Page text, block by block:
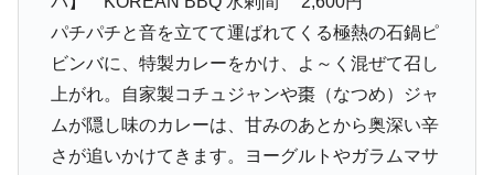
パチパチと音を立てて運ばれてくる極熱の石鍋ピ
ビンバに、特製カレーをかけ、よ～く混ぜて召し
上がれ。自家製コチュジャンや棗（なつめ）ジャ
ムが隠し味のカレーは、甘みのあとから奥深い辛
さが追いかけてきます。ヨーグルトやガラムマサ